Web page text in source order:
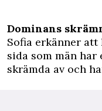
Dominans
Sofia erkänner
sida som män
skrämda av och